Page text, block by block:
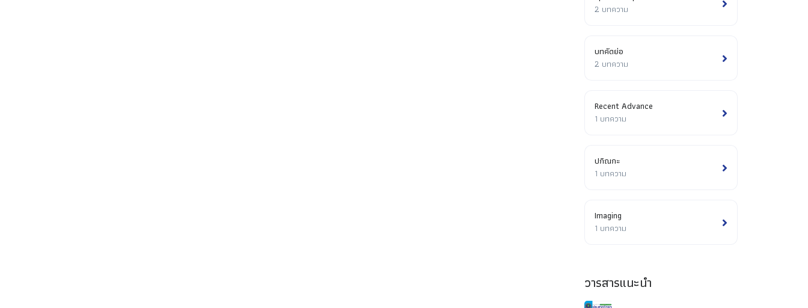
2 บทความ
บทคัดย่อ
2 บทความ
Recent Advance
1 บทความ
ปกิณกะ
1 บทความ
Imaging
1 บทความ
วารสารแนะนำ